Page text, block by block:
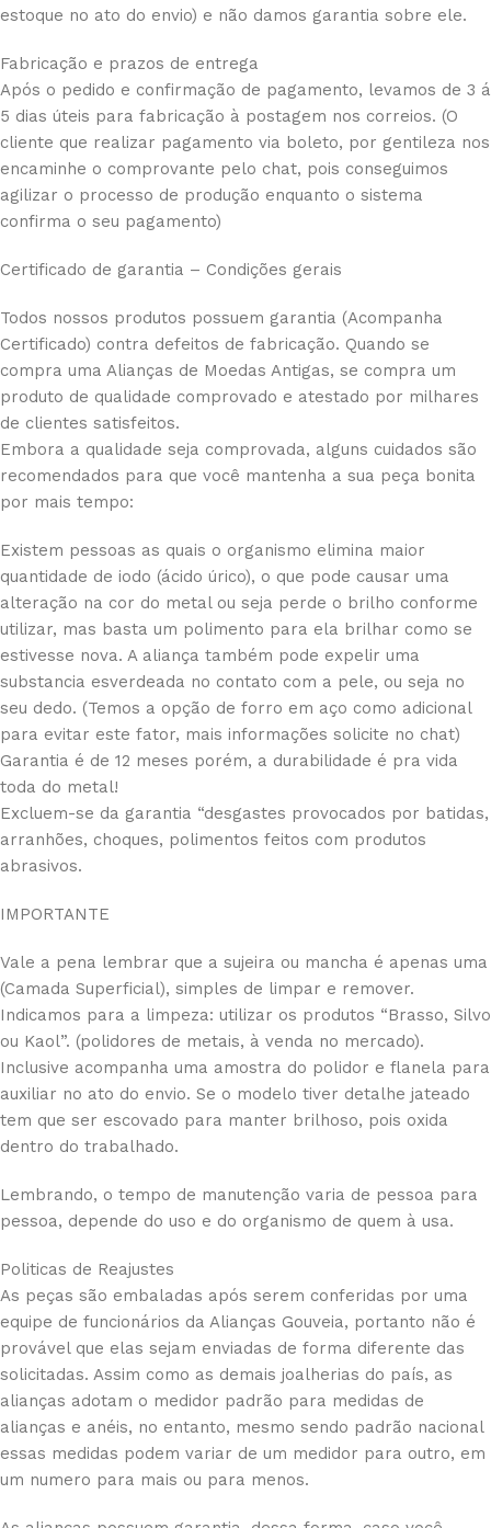
estoque no ato do envio) e não damos garantia sobre ele.
Fabricação e prazos de entrega
Após o pedido e confirmação de pagamento, levamos de 3 á
5 dias úteis para fabricação à postagem nos correios. (O
cliente que realizar pagamento via boleto, por gentileza nos
encaminhe o comprovante pelo chat, pois conseguimos
agilizar o processo de produção enquanto o sistema
confirma o seu pagamento)
Certificado de garantia – Condições gerais
Todos nossos produtos possuem garantia (Acompanha
Certificado) contra defeitos de fabricação. Quando se
compra uma Alianças de Moedas Antigas, se compra um
produto de qualidade comprovado e atestado por milhares
de clientes satisfeitos.
Embora a qualidade seja comprovada, alguns cuidados são
recomendados para que você mantenha a sua peça bonita
por mais tempo:
Existem pessoas as quais o organismo elimina maior
quantidade de iodo (ácido úrico), o que pode causar uma
alteração na cor do metal ou seja perde o brilho conforme
utilizar, mas basta um polimento para ela brilhar como se
estivesse nova. A aliança também pode expelir uma
substancia esverdeada no contato com a pele, ou seja no
seu dedo. (Temos a opção de forro em aço como adicional
para evitar este fator, mais informações solicite no chat)
Garantia é de 12 meses porém, a durabilidade é pra vida
toda do metal!
Excluem-se da garantia “desgastes provocados por batidas,
arranhões, choques, polimentos feitos com produtos
abrasivos.
IMPORTANTE
Vale a pena lembrar que a sujeira ou mancha é apenas uma
(Camada Superficial), simples de limpar e remover.
Indicamos para a limpeza: utilizar os produtos “Brasso, Silvo
ou Kaol”. (polidores de metais, à venda no mercado).
Inclusive acompanha uma amostra do polidor e flanela para
auxiliar no ato do envio. Se o modelo tiver detalhe jateado
tem que ser escovado para manter brilhoso, pois oxida
dentro do trabalhado.
Lembrando, o tempo de manutenção varia de pessoa para
pessoa, depende do uso e do organismo de quem à usa.
Politicas de Reajustes
As peças são embaladas após serem conferidas por uma
equipe de funcionários da Alianças Gouveia, portanto não é
provável que elas sejam enviadas de forma diferente das
solicitadas. Assim como as demais joalherias do país, as
alianças adotam o medidor padrão para medidas de
alianças e anéis, no entanto, mesmo sendo padrão nacional
essas medidas podem variar de um medidor para outro, em
um numero para mais ou para menos.